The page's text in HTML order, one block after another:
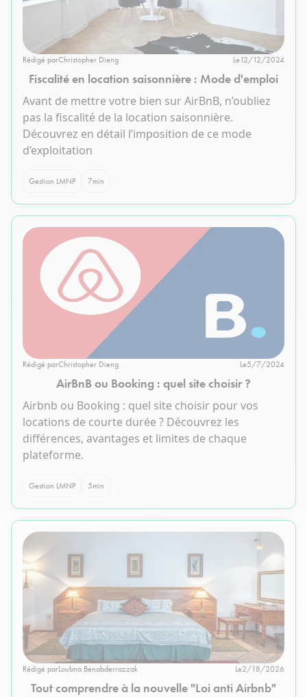
Rédigé parChristopher Dieng Le12/12/2024
Fiscalité en location saisonnière : Mode d'emploi
Avant de mettre votre bien sur AirBnB, n’oubliez
pas la fiscalité de la location saisonnière.
Découvrez en détail l’imposition de ce mode
d’exploitation
Gestion LMNP 7min
Rédigé parChristopher Dieng Le5/7/2024
AirBnB ou Booking : quel site choisir ?
Airbnb ou Booking : quel site choisir pour vos
locations de courte durée ? Découvrez les
différences, avantages et limites de chaque
plateforme.
Gestion LMNP 5min
Rédigé parLoubna Benabderrazzak Le2/18/2026
Tout comprendre à la nouvelle "Loi anti Airbnb"